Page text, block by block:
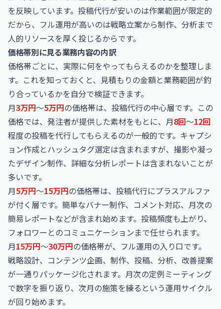
を反映しています。投稿代行が安いのは作業範囲が限定的
だから、フル運用が高いのは戦略立案から制作、分析まで
人的リソースを厚く投じるからです。
価格帯別に見る業務内容の内訳
価格帯ごとに、実際に何をやってもらえるのかを整理しま
す。これを知っておくと、見積もりの金額と業務範囲が釣
り合っているかを自分で検証できます。
月3万円〜5万円の価格帯は、投稿代行の中心層です。この
価格では、発注者が提供した素材をもとに、月8回〜12回
程度の投稿を代行してもらえるのが一般的です。キャプシ
ョン作成とハッシュタグ選定は含まれますが、撮影や凝っ
たデザイン制作、詳細な分析レポートは含まれないことが
多いです。
月5万円〜15万円の価格帯は、投稿代行にプラスアルファ
が付く層です。簡単なバナー制作、コメント対応、月次の
簡易レポートなどが含まれ始めます。投稿頻度も上がり、
フォロワーとのコミュニケーションまで任せられます。
月15万円〜30万円の価格帯が、フル運用の入り口です。
戦略設計、コンテンツ企画、制作、投稿、分析、改善提案
が一通りパッケージ化されます。月次の定例ミーティング
で数字を振り返り、次月の施策を練るという運用サイクル
が回り始めます。